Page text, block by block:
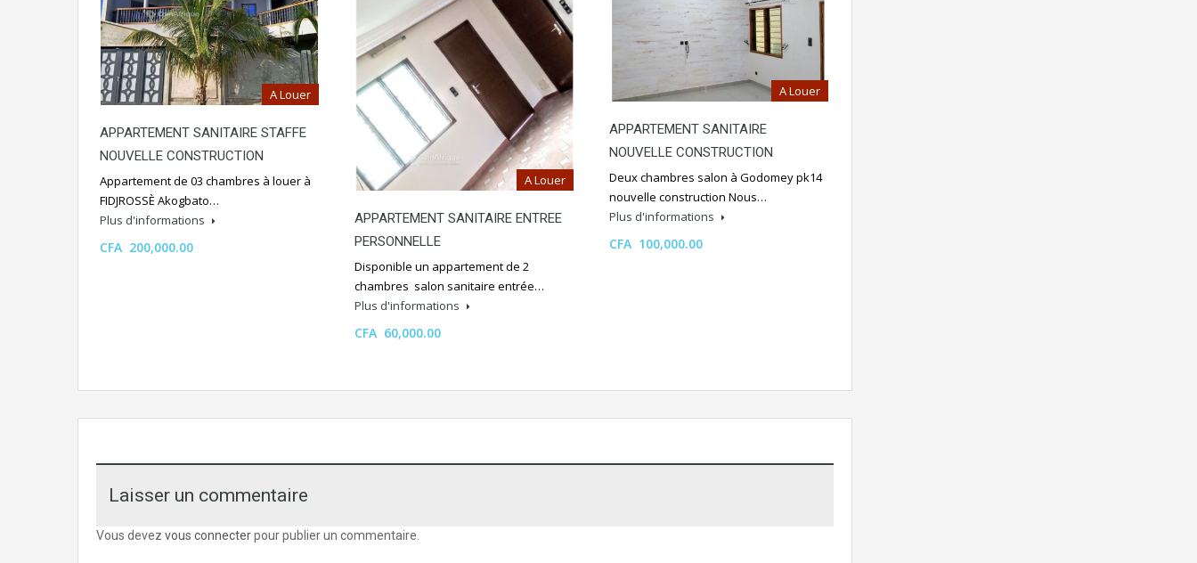
A Louer
APPARTEMENT SANITAIRE STAFFE
NOUVELLE CONSTRUCTION
Appartement de 03 chambres à louer à
FIDJROSSÈ Akogbato…
Plus d'informations
CFA 200,000.00
A Louer
APPARTEMENT SANITAIRE ENTREE
PERSONNELLE
Disponible un appartement de 2
chambres salon sanitaire entrée…
Plus d'informations
CFA 60,000.00
A Louer
APPARTEMENT SANITAIRE
NOUVELLE CONSTRUCTION
Deux chambres salon à Godomey pk14
nouvelle construction Nous…
Plus d'informations
CFA 100,000.00
Laisser un commentaire
Vous devez vous connecterpour publier un commentaire.